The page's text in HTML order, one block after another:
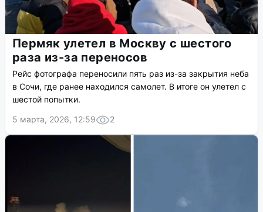
Пермяк улетел в Москву с шестого
раза из-за переносов
Рейс фотографа переносили пять раз из-за закрытия неба
в Сочи, где ранее находился самолет. В итоге он улетел с
шестой попытки.
5 марта, 2026, 12:59
2